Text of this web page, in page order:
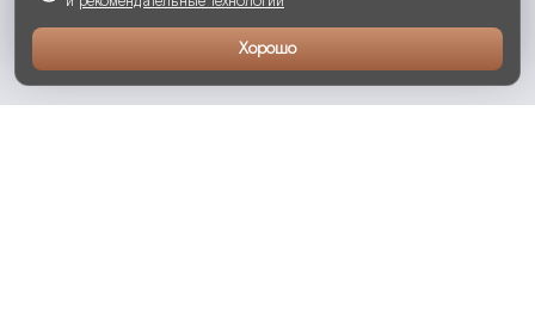
Хорошо